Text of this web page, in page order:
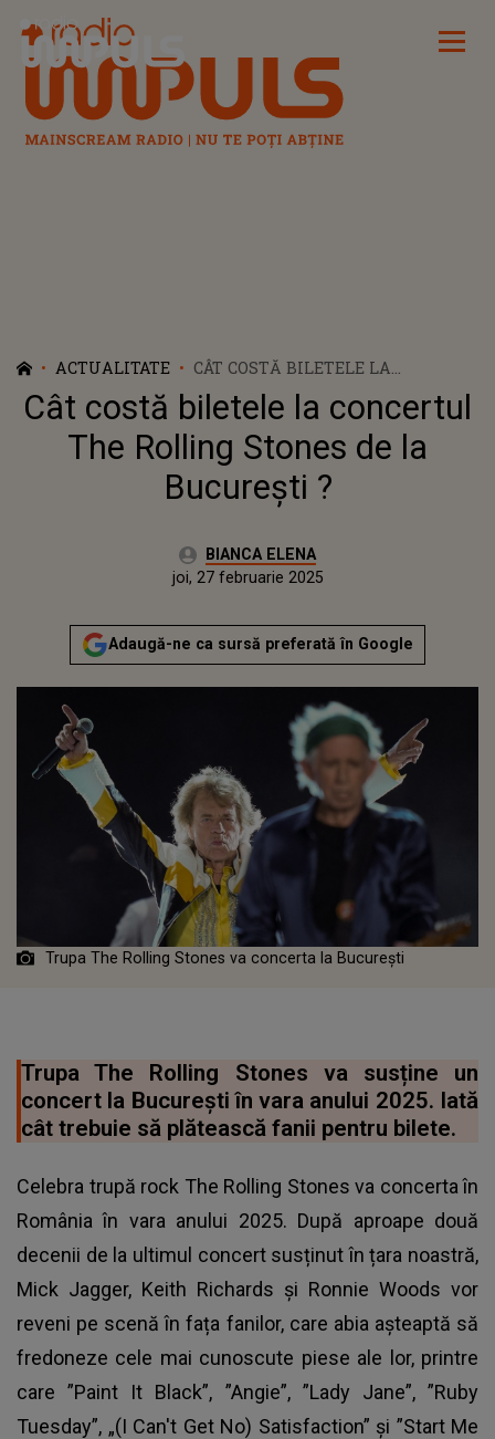
Radio Impuls
ACTUALITATE
CÂT COSTĂ BILETELE LA
CONCERTUL THE ROLLING STONES
DE LA BUCUREȘTI ?
Cât costă biletele la concertul
The Rolling Stones de la
București ?
Autor:BIANCA ELENA
Actualizat:
joi, 27 februarie 2025
Adaugă-ne ca sursă preferată în Google
Trupa The Rolling Stones va concerta la București
Trupa The Rolling Stones va susține un
concert la București în vara anului 2025. Iată
cât trebuie să plătească fanii pentru bilete.
Celebra trupă rock The Rolling Stones va concerta în
România în vara anului 2025. După aproape două
decenii de la ultimul concert susținut în țara noastră,
Mick Jagger, Keith Richards și Ronnie Woods vor
reveni pe scenă în fața fanilor, care abia așteaptă să
fredoneze cele mai cunoscute piese ale lor, printre
care ”Paint It Black”, ”Angie”, ”Lady Jane”, ”Ruby
Tuesday”, „(I Can't Get No) Satisfaction” și ”Start Me